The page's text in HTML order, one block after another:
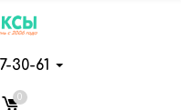
30-61
0